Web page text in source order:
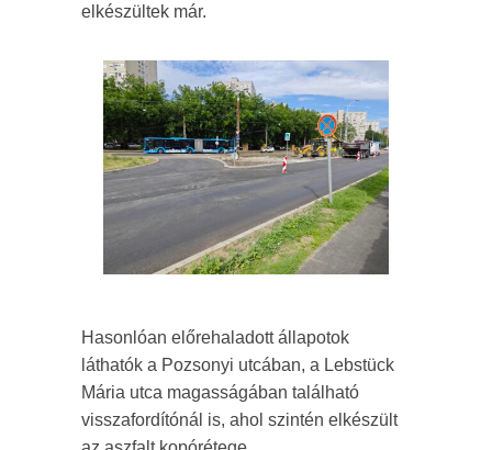
elkészültek már.
Hasonlóan előrehaladott állapotok
láthatók a Pozsonyi utcában, a Lebstück
Mária utca magasságában található
visszafordítónál is, ahol szintén elkészült